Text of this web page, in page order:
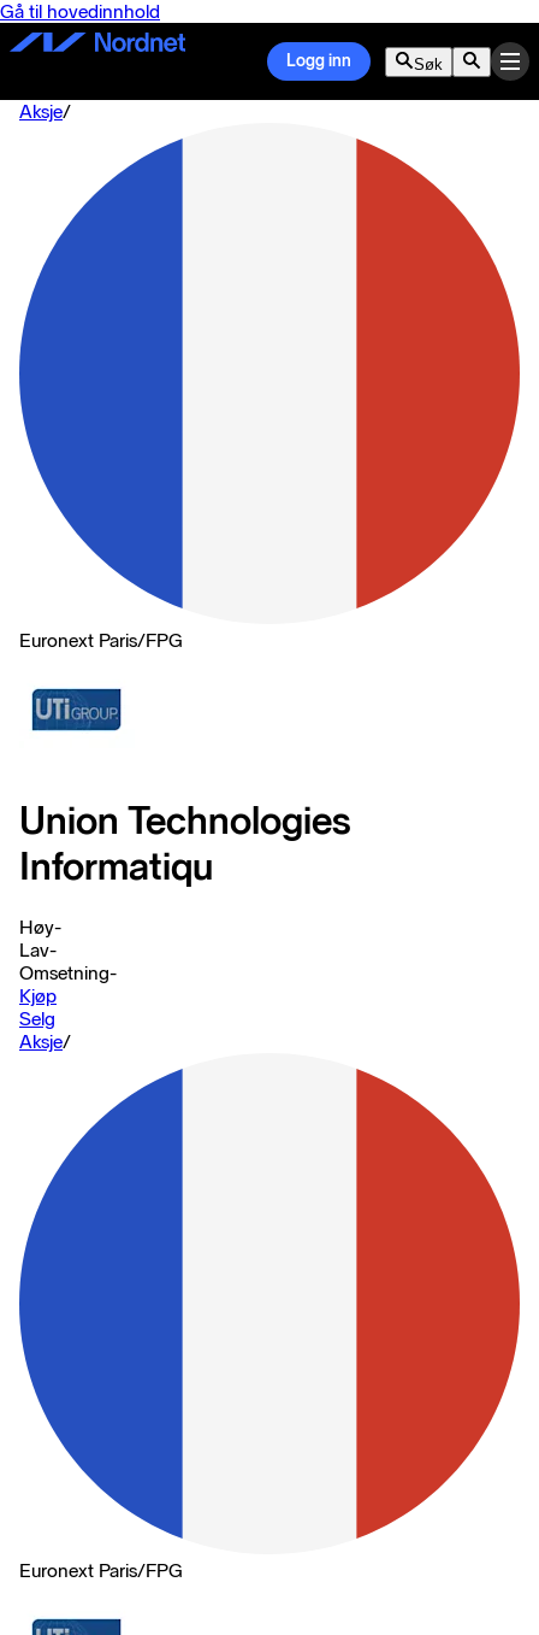
Gå til hovedinnhold
Logg inn Søk
Aksje/
Euronext Paris/FPG
Union Technologies
Informatiqu
Høy-
Lav-
Omsetning-
Kjøp
Selg
Aksje/
Euronext Paris/FPG